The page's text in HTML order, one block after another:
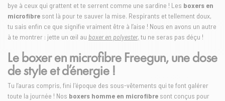
bye à ceux qui grattent et te serrent comme une sardine ! Les boxers en
microfibre sont là pour te sauver la mise. Respirants et tellement doux,
tu sais enfin ce que signifie vraiment être à l’aise ! Nous en avons un autre
à te montrer : jette un œil au boxer en polyester, tu ne seras pas déçu !
Le boxer en microfibre Freegun, une dose
de style et d’énergie !
Tu l’auras compris, fini l'époque des sous-vêtements qui te font galérer
toute la journée ! Nos boxers homme en microfibre sont conçus pour